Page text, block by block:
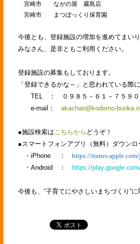
宮崎市 ながの屋 霧島店
宮崎市 まつぼっくり保育園
今後とも、登録施設の増加を進めてまいり
みなさん、是非ともご利用ください。
登録施設の募集もしております。
「登録できるかな～」と思われている際
TEL ： ０９８５－６１－７５９０
e-mail： akachan@kodomo-
●施設検索はこちらから どうぞ！
●スマートフォンアプリ（無料）ダウンロ
・iPhone ： https://
・Android ：
https://
今後も、”子育てにやさしいまちづくり”